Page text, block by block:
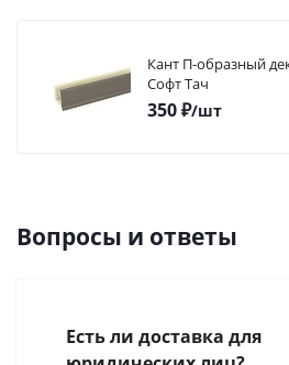
Кант П-образный
Софт Тач
350₽/шт
Вопросы и ответы
Есть ли доставка для